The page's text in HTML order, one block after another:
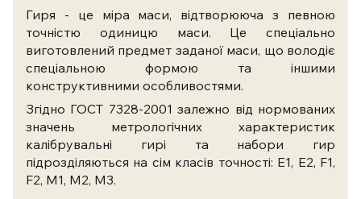
Гиря - це міра маси, відтворююча з певною
точністю одиницю маси. Це спеціально
виготовлений предмет заданої маси, що володіє
спеціальною формою та іншими
конструктивними особливостями.
Згідно ГОСТ 7328-2001 залежно від нормованих
значень метрологічних характеристик
калібрувальні гирі та набори гир
підрозділяються на сім класів точності: Е1, Е2, F1,
F2, M1, M2, M3.